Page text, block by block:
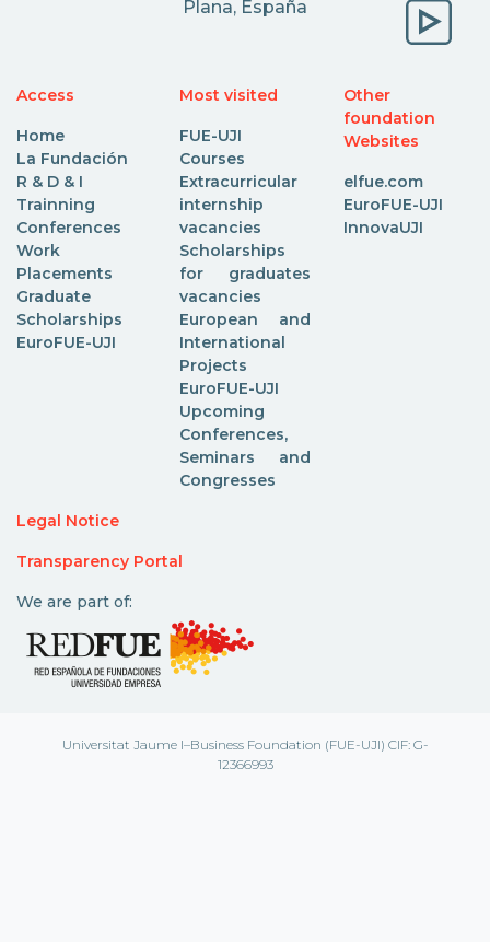
Plana, España
Access
Home
La Fundación
R & D & I
Trainning
Conferences
Work
Placements
Graduate
Scholarships
EuroFUE-UJI
Most visited
FUE-UJI
Courses
Extracurricular
internship
vacancies
Scholarships
for graduates
vacancies
European and
International
Projects
EuroFUE-UJI
Upcoming
Conferences,
Seminars and
Congresses
Other
foundation
Websites
elfue.com
EuroFUE-UJI
InnovaUJI
Legal Notice
Transparency Portal
We are part of:
Universitat Jaume I–Business Foundation (FUE-UJI) CIF: G-
12366993